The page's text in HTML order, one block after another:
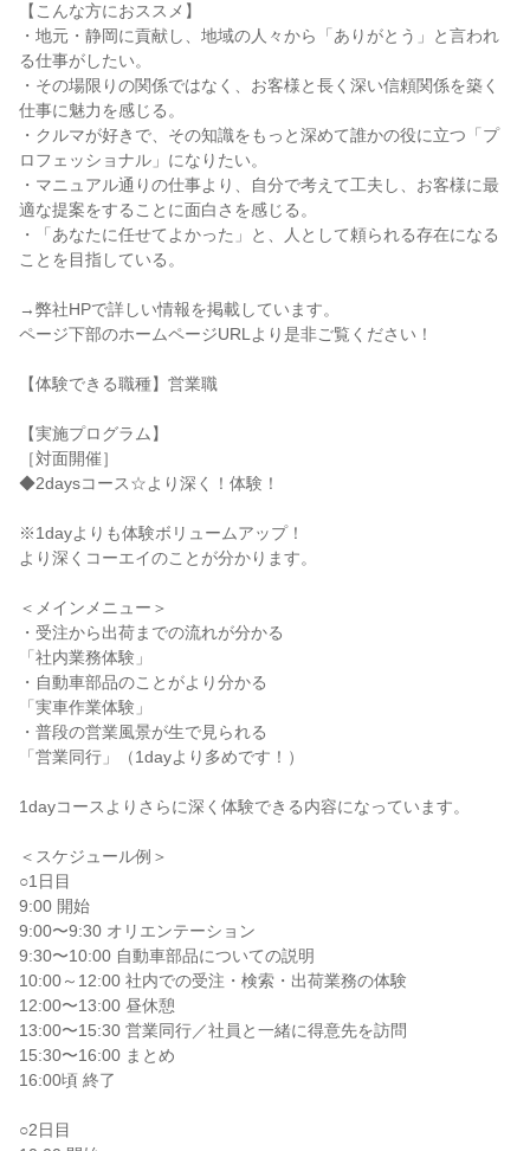
【こんな方におススメ】
・地元・静岡に貢献し、地域の人々から「ありがとう」と言われ
る仕事がしたい。
・その場限りの関係ではなく、お客様と長く深い信頼関係を築く
仕事に魅力を感じる。
・クルマが好きで、その知識をもっと深めて誰かの役に立つ「プ
ロフェッショナル」になりたい。
・マニュアル通りの仕事より、自分で考えて工夫し、お客様に最
適な提案をすることに面白さを感じる。
・「あなたに任せてよかった」と、人として頼られる存在になる
ことを目指している。
→弊社HPで詳しい情報を掲載しています。
ページ下部のホームページURLより是非ご覧ください！
【体験できる職種】営業職
【実施プログラム】
［対面開催］
◆2daysコース☆より深く！体験！
※1dayよりも体験ボリュームアップ！
より深くコーエイのことが分かります。
＜メインメニュー＞
・受注から出荷までの流れが分かる
「社内業務体験」
・自動車部品のことがより分かる
「実車作業体験」
・普段の営業風景が生で見られる
「営業同行」（1dayより多めです！）
1dayコースよりさらに深く体験できる内容になっています。
＜スケジュール例＞
○1日目
9:00 開始
9:00〜9:30 オリエンテーション
9:30〜10:00 自動車部品についての説明
10:00～12:00 社内での受注・検索・出荷業務の体験
12:00〜13:00 昼休憩
13:00〜15:30 営業同行／社員と一緒に得意先を訪問
15:30〜16:00 まとめ
16:00頃 終了
○2日目